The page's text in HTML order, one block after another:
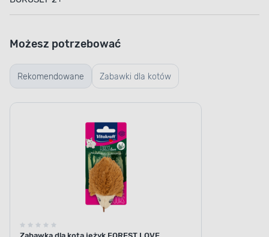
WYSOKA ZAWARTOŚĆ MIĘSA
Bogaty skład
Rekomendowane Zabawki dla kotów
Możesz potrzebować